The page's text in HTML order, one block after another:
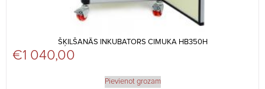
ŠĶILŠANĀS INKUBATORS CIMUKA HB350H
€1 040,00
Pievienot grozam